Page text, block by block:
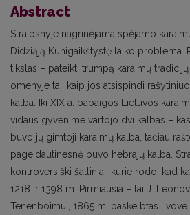
Abstract
Straipsnyje nagrinėjama spėjamo
Didžiąją Kunigaikštystę laiko problema.
tikslas – pateikti trumpą karaimų
omenyje tai, kaip jos atsispindi
kalba. Iki XIX a. pabaigos Lietuvos
vidaus gyvenime vartojo dvi kalbas –
buvo jų gimtoji karaimų kalba, tačiau
pageidautinesnė buvo hebrajų kalba.
kontroversiški šaltiniai, kurie rodo, kad
1218 ir 1398 m. Pirmiausia – tai J.
Tenenboimui, 1865 m. paskelbtas Lvove